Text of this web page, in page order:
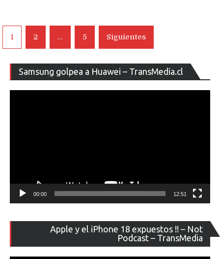
Navegación
de
entradas
1 2 … 5 Siguientes
Samsung golpea a Huawei – TransMedia.cl
de
00:00 12:51
Apple y el iPhone 18 expuestos !! – Not
Podcast – TransMedia
de